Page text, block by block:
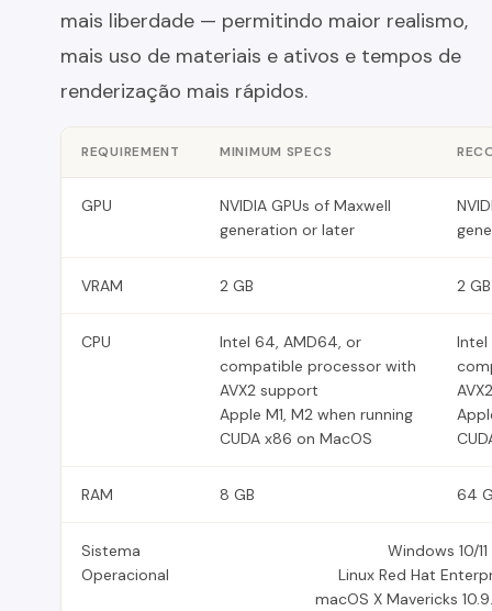
mais liberdade — permitindo maior realismo,
mais uso de materiais e ativos e tempos de
renderização mais rápidos.
REQUIREMENT MINIMUM SPECS
GPU
NVIDIA GPUs of Maxwell
generation or later
VRAM 2 GB 2 GB
CPU
Intel 64, AMD64, or
compatible processor with
AVX2 support
Apple M1, M2 when running
CUDA x86 on MacOS
Intel
RAM 8 GB 64
Sistema
Operacional
Windows 10/11
Linux Red Hat
macOS X Mavericks